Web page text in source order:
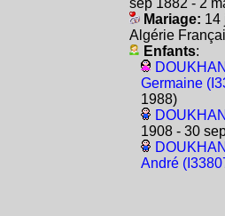
sep 1882 - 2
Mariage: 14
Algérie
Enfants:
Germaine
1988)
1908 - 30
André